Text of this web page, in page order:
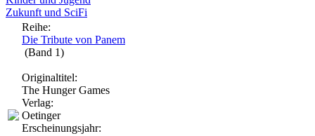
Zukunft und SciFi
Reihe:
Die Tribute von Panem
(Band 1)
Originaltitel:
The Hunger Games
Verlag:
Oetinger
Erscheinungsjahr: